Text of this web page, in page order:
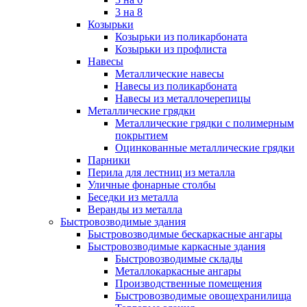
3 на 8
Козырьки
Козырьки из поликарбоната
Козырьки из профлиста
Навесы
Металлические навесы
Навесы из поликарбоната
Навесы из металлочерепицы
Металлические грядки
Металлические грядки с полимерным
покрытием
Оцинкованные металлические грядки
Парники
Перила для лестниц из металла
Уличные фонарные столбы
Беседки из металла
Веранды из металла
Быстровозводимые здания
Быстровозводимые бескаркасные ангары
Быстровозводимые каркасные здания
Быстровозводимые склады
Металлокаркасные ангары
Производственные помещения
Быстровозводимые овощехранилища